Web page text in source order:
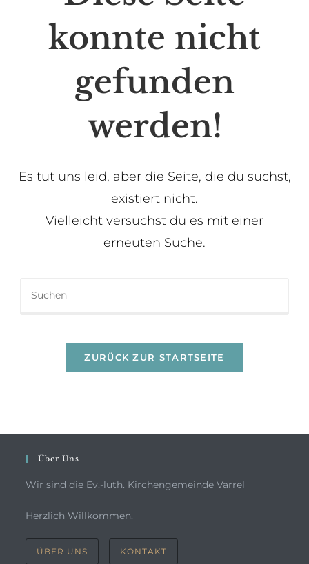
konnte nicht
gefunden
werden!
Es tut uns leid, aber die Seite, die du suchst,
existiert nicht.
Vielleicht versuchst du es mit einer
erneuten Suche.
ZURÜCK ZUR STARTSEITE
Über Uns
Wir sind die Ev.-luth. Kirchengemeinde Varrel
Herzlich Willkommen.
ÜBER UNS KONTAKT